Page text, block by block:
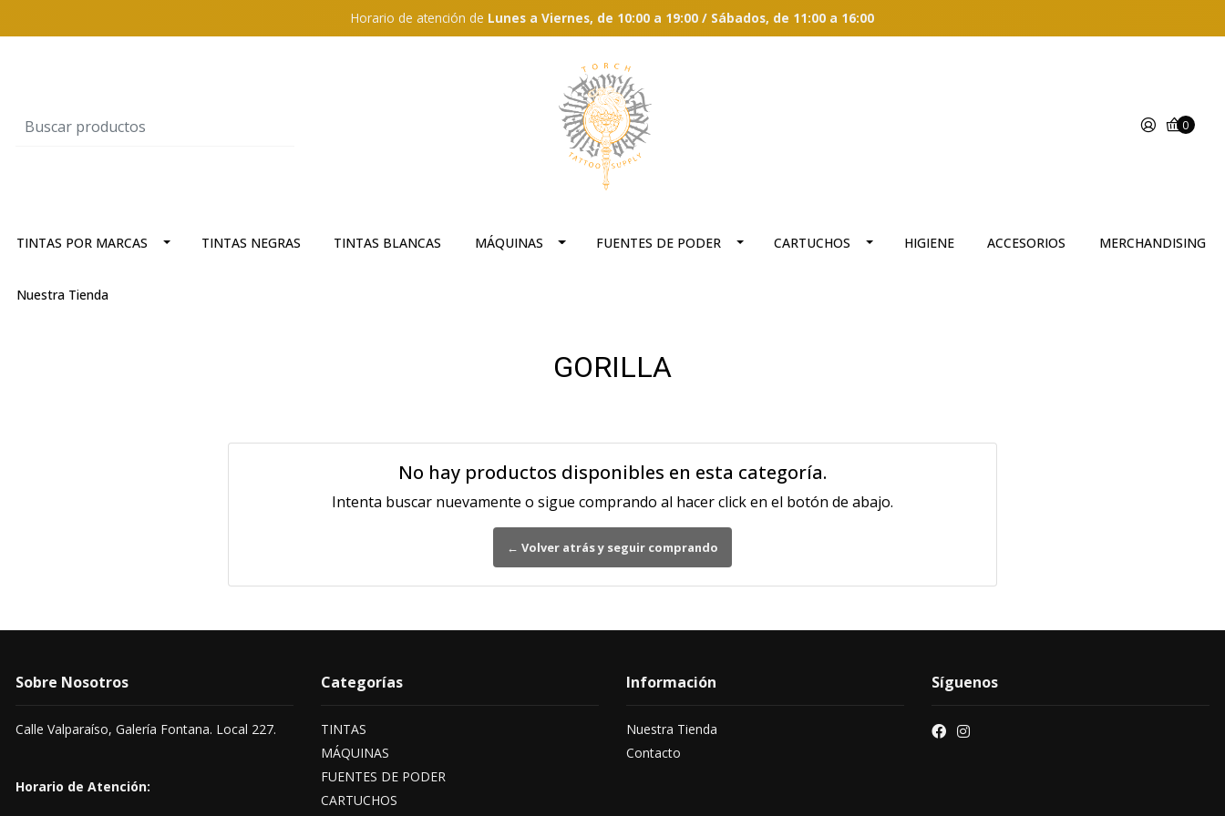
Horario de atención de Lunes a Viernes, de 10:00 a 19:00 / Sábados, de 11:00 a 16:00
0
TINTAS POR MARCAS TINTAS NEGRAS TINTAS BLANCAS MÁQUINAS FUENTES DE PODER CARTUCHOS HIGIENE ACCESORIOS MERCHANDISING
Nuestra Tienda
GORILLA
No hay productos disponibles en esta categoría.
Intenta buscar nuevamente o sigue comprando al hacer click en el botón de abajo.
← Volver atrás y seguir comprando
Sobre Nosotros
Calle Valparaíso, Galería Fontana. Local 227.
Horario de Atención:
Categorías
TINTAS
MÁQUINAS
FUENTES DE PODER
CARTUCHOS
Información
Nuestra Tienda
Contacto
Síguenos